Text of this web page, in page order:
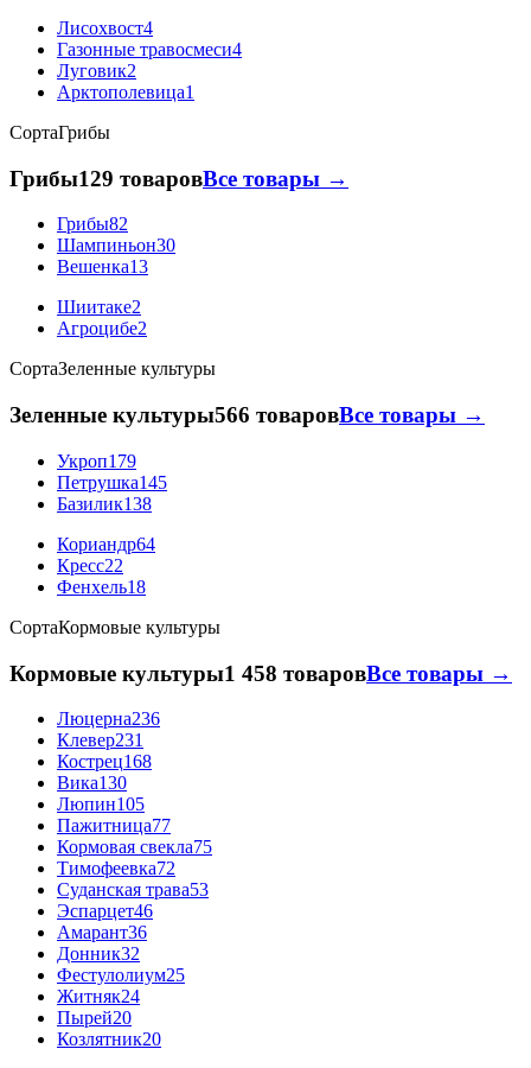
Лисохвост4
Газонные травосмеси4
Луговик2
Арктополевица1
СортаГрибы
Грибы129 товаровВсе товары →
Грибы82
Шампиньон30
Вешенка13
Шиитаке2
Агроцибе2
СортаЗеленные культуры
Зеленные культуры566 товаровВсе товары →
Укроп179
Петрушка145
Базилик138
Кориандр64
Кресс22
Фенхель18
СортаКормовые культуры
Кормовые культуры1 458 товаровВсе товары →
Люцерна236
Клевер231
Кострец168
Вика130
Люпин105
Пажитница77
Кормовая свекла75
Тимофеевка72
Суданская трава53
Эспарцет46
Амарант36
Донник32
Фестулолиум25
Житняк24
Пырей20
Козлятник20